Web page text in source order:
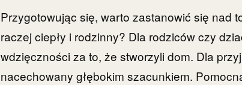
Przygotowując się, warto zastanowić się nad
raczej ciepły i rodzinny? Dla rodziców czy
wdzięczności za to, że stworzyli dom. Dla
nacechowany głębokim szacunkiem.